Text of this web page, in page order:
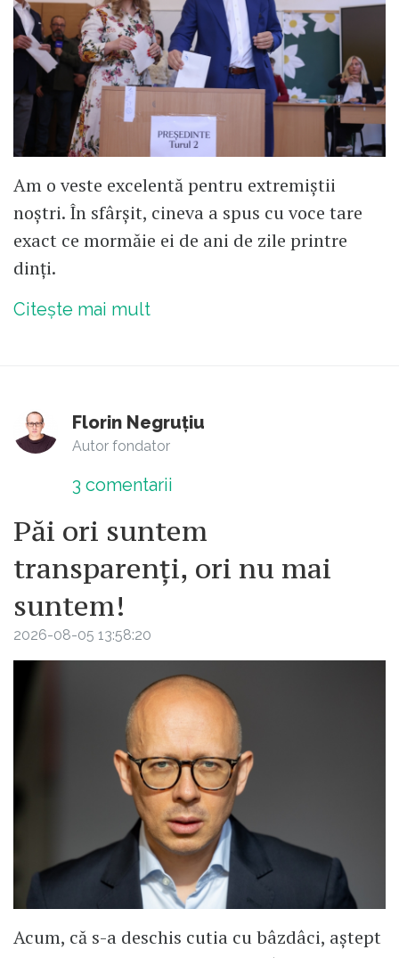
Am o veste excelentă pentru extremiștii
noștri. În sfârșit, cineva a spus cu voce tare
exact ce mormăie ei de ani de zile printre
dinți.
Citește mai mult
Florin Negruțiu
Autor fondator
3 comentarii
Păi ori suntem
transparenți, ori nu mai
suntem!
2026-08-05 13:58:20
Acum, că s-a deschis cutia cu bâzdâci, aștept